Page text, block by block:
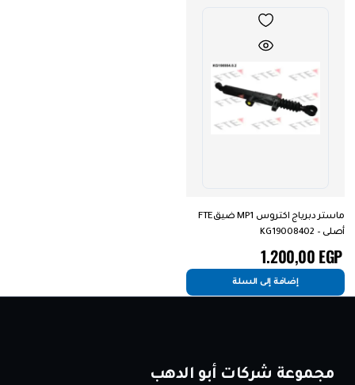
ماستر دبرياج اكتروس MP1 ضيقFTE
أصلى – KG19008402
1.200,00EGP
إضافة إلى السلة
مجموعة شركات أبو الدهب